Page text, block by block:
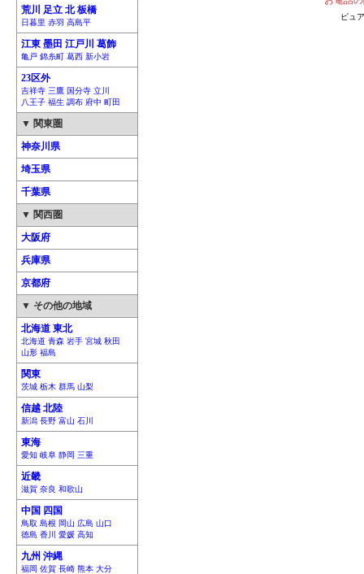
荒川 足立 北 板橋
日暮里 赤羽 高島平
江東 墨田 江戸川 葛飾
亀戸 錦糸町 葛西 新小岩
23区外
吉祥寺 三鷹 国分寺 立川
八王子 福生 調布 府中 町田
▼ 関東圏
神奈川県
埼玉県
千葉県
▼ 関西圏
大阪府
兵庫県
京都府
▼ その他の地域
北海道 東北
北海道 青森 岩手 宮城 秋田
山形 福島
関東
茨城 栃木 群馬 山梨
信越 北陸
新潟 長野 富山 石川
東海
愛知 岐阜 静岡 三重
近畿
滋賀 奈良 和歌山
中国 四国
鳥取 島根 岡山 広島 山口
徳島 香川 愛媛 高知
九州 沖縄
福岡 佐賀 長崎 熊本 大分
ピュ